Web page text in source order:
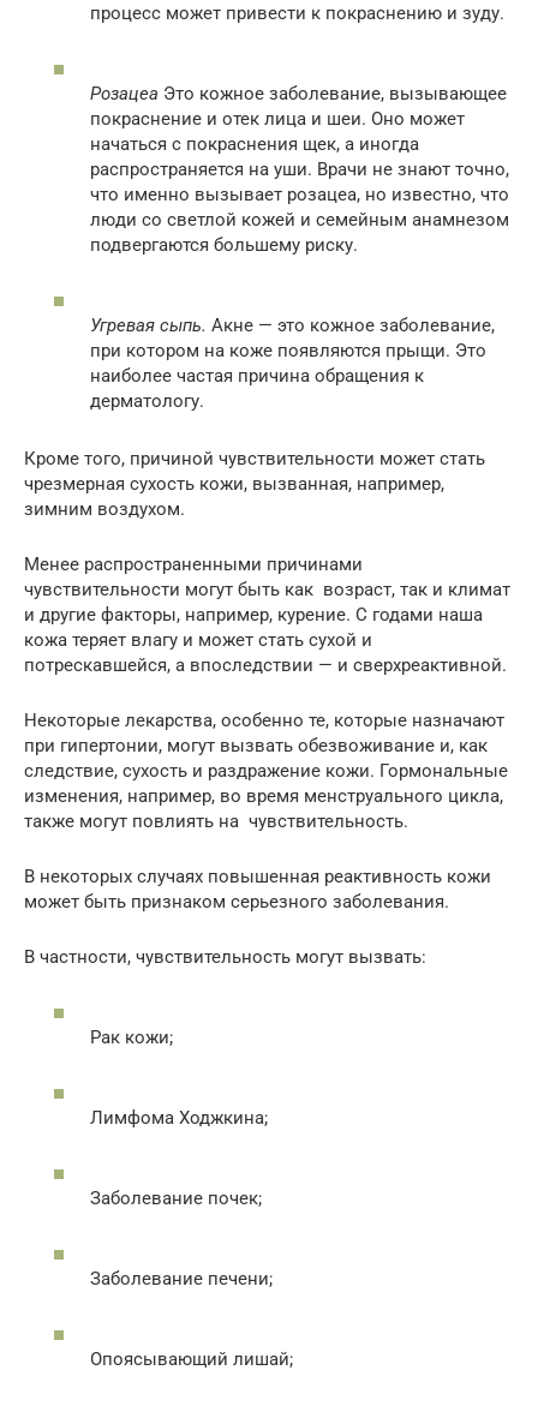
процесс может привести к покраснению и зуду.
Розацеа Это кожное заболевание, вызывающее
покраснение и отек лица и шеи. Оно может
начаться с покраснения щек, а иногда
распространяется на уши. Врачи не знают точно,
что именно вызывает розацеа, но известно, что
люди со светлой кожей и семейным анамнезом
подвергаются большему риску.
Угревая сыпь. Акне — это кожное заболевание,
при котором на коже появляются прыщи. Это
наиболее частая причина обращения к
дерматологу.
Кроме того, причиной чувствительности может стать
чрезмерная сухость кожи, вызванная, например,
зимним воздухом.
Менее распространенными причинами
чувствительности могут быть как возраст, так и климат
и другие факторы, например, курение. С годами наша
кожа теряет влагу и может стать сухой и
потрескавшейся, а впоследствии — и сверхреактивной.
Некоторые лекарства, особенно те, которые назначают
при гипертонии, могут вызвать обезвоживание и, как
следствие, сухость и раздражение кожи. Гормональные
изменения, например, во время менструального цикла,
также могут повлиять на чувствительность.
В некоторых случаях повышенная реактивность кожи
может быть признаком серьезного заболевания.
В частности, чувствительность могут вызвать:
Рак кожи;
Лимфома Ходжкина;
Заболевание почек;
Заболевание печени;
Опоясывающий лишай;